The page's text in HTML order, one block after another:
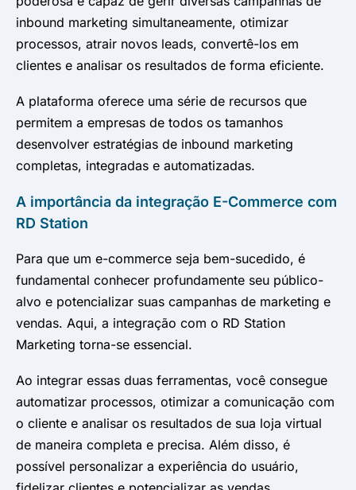
inbound marketing simultaneamente, otimizar
processos, atrair novos leads, convertê-los em
clientes e analisar os resultados de forma eficiente.
A plataforma oferece uma série de recursos que
permitem a empresas de todos os tamanhos
desenvolver estratégias de inbound marketing
completas, integradas e automatizadas.
A importância da integração E-Commerce com
RD Station
Para que um e-commerce seja bem-sucedido, é
fundamental conhecer profundamente seu público-
alvo e potencializar suas campanhas de marketing e
vendas. Aqui, a integração com o RD Station
Marketing torna-se essencial.
Ao integrar essas duas ferramentas, você consegue
automatizar processos, otimizar a comunicação com
o cliente e analisar os resultados de sua loja virtual
de maneira completa e precisa. Além disso, é
possível personalizar a experiência do usuário,